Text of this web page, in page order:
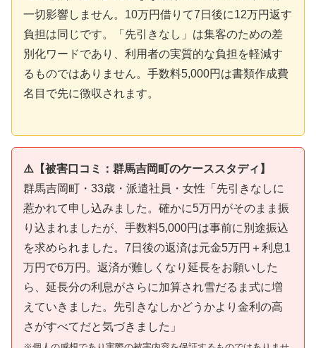
一切影響しません。10万円借りて7日後に12万円返す
負担は同じです。「先引きなし」は集客のための差
別化ワードであり、利用者の実質的な負担を軽減す
るものではありません。手数料5,000円は書類作成費
名目で先に徴収されます。
⚠️【被害口コミ：群馬吉岡町のケーススタディ】
群馬吉岡町・33歳・派遣社員・女性「先引きなしに
惹かれて申し込みました。確かに5万円がそのまま振
り込まれましたが、手数料5,000円は事前に別途振込
を求められました。7日後の返済は元金5万円＋利息1
万円で6万円。返済が難しくなり延長をお願いした
ら、延長分の利息がさらに加算され雪だるま式に増
えていきました。先引きなしかどうかより金利の高
さがすべてだと気づきました」